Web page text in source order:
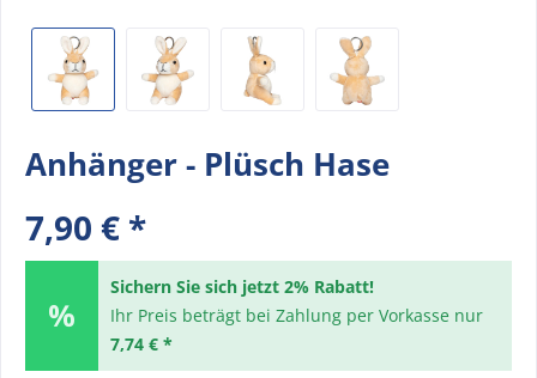
Anhänger - Plüsch Hase
7,90 € *
Sichern Sie sich jetzt 2% Rabatt!
Ihr Preis beträgt bei Zahlung per Vorkasse nur
7,74 € *